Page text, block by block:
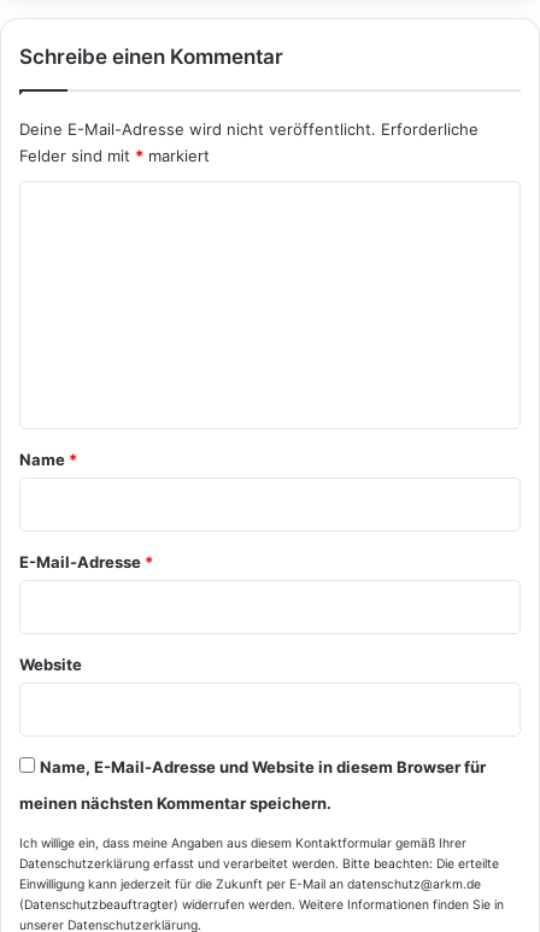
Schreibe einen Kommentar
Deine E-Mail-Adresse wird nicht veröffentlicht. Erforderliche
Felder sind mit * markiert
a
*
Name *
E-Mail-Adresse *
Website
Name, E-Mail-Adresse und Website in diesem Browser für
meinen nächsten Kommentar speichern.
Ich willige ein, dass meine Angaben aus diesem Kontaktformular gemäß Ihrer
Datenschutzerklärung erfasst und verarbeitet werden. Bitte beachten: Die erteilte
Einwilligung kann jederzeit für die Zukunft per E-Mail an datenschutz@arkm.de
(Datenschutzbeauftragter) widerrufen werden. Weitere Informationen finden Sie in
unserer Datenschutzerklärung.